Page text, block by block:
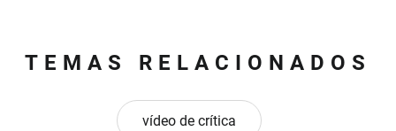
TEMAS RELACIONADOS
vídeo de crítica